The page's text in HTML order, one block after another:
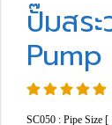
ปั๊มสร
SC050 : Pipe Size